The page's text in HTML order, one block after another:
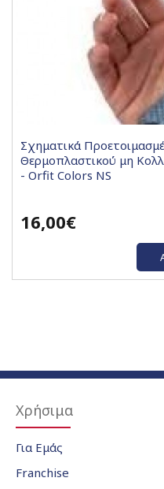
Σχηματικά
Θερμοπλαστικού μη
- Orfit Colors NS
16,00€
Χρήσιμα
Για Εμάς
Franchise